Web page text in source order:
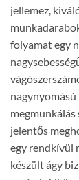
jellemez,
folyamat egy
jelentős
egy rendkívül
készült ágy